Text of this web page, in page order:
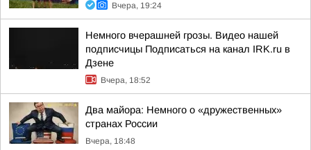
Вчера, 19:24
Немного вчерашней грозы. Видео нашей
подписчицы Подписаться на канал IRK.ru в
Дзене
Вчера, 18:52
Два майора: Немного о «дружественных»
странах России
Вчера, 18:48